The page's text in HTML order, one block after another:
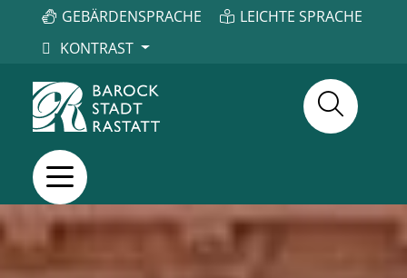
GEBÄRDENSPRACHE
LEICHTE SPRACHE
KONTRAST